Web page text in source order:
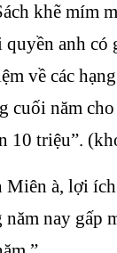
khẽ mím
anh có
về các
cuối năm
10 triệu”.
Miên à, lợi
nay gấp